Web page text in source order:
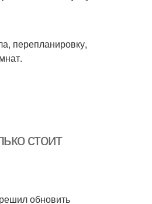
перепланировку,
стоит
обновить